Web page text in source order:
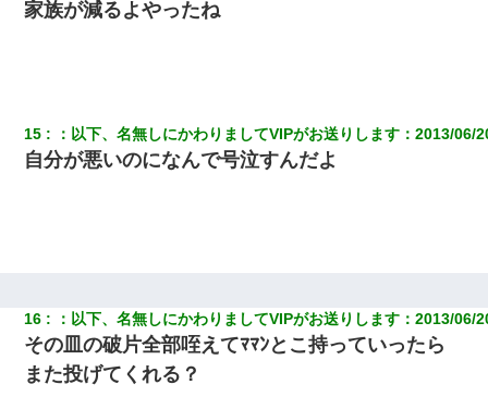
んでもない仕事に就いていた
彼氏の家に泊まる事になり、ゲームで盛り上がってさぁ寝よう！
と電気を消すとミシッって音が…彼「ちょっと待ってて」→勢い
よくドアを開けるとなんと…
友人「酒の勢いで女先輩をホテルに連れ込んだｗｗｗｗｗ」俺
「…」
家族が減るよやったね
15 ： 以下、名無しにかわりましてVIPがお送りします ：2013/06/
自分が悪いのになんで号泣すんだよ
16 ： 以下、名無しにかわりましてVIPがお送りします ：2013/06/
その皿の破片全部咥えてﾏﾏﾝとこ持っていったら
また投げてくれる？